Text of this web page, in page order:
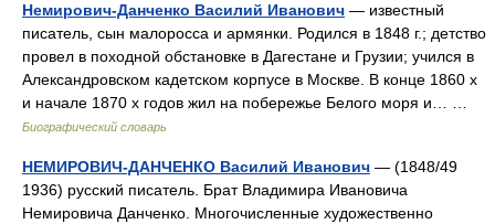
Немирович-Данченко Василий Иванович — известный
писатель, сын малоросса и армянки. Родился в 1848 г.; детство
провел в походной обстановке в Дагестане и Грузии; учился в
Александровском кадетском корпусе в Москве. В конце 1860 х
и начале 1870 х годов жил на побережье Белого моря и… …
Биографический словарь
НЕМИРОВИЧ-ДАНЧЕНКО Василий Иванович — (1848/49
1936) русский писатель. Брат Владимира Ивановича
Немировича Данченко. Многочисленные художественно